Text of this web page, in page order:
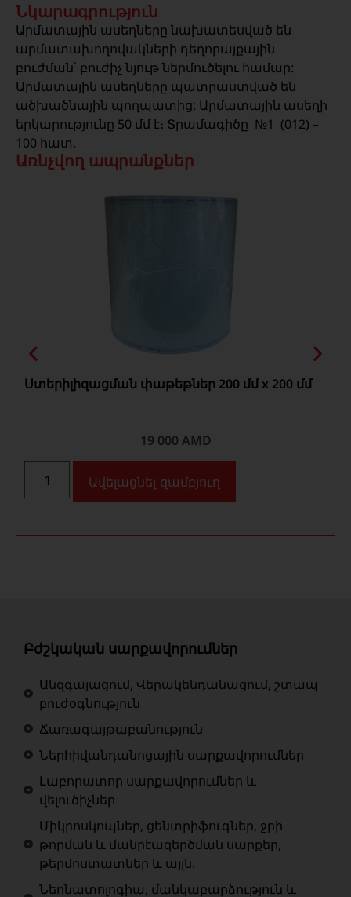
Նկարագրություն
Արմատային ասեղները նախատեսված են
արմատախողովակների դեղորայքային
բուժման՝ բուժիչ նյութ ներմուծելու համար:
Արմատային ասեղները պատրաստված են
ածխածնային պողպատից: Արմատային ասեղի
երկարությունը 50 մմ է։ Տրամագիծը №1 (012) –
100 հատ.
Առնչվող ապրանքներ
Ստերիլիզացման փաթեթներ 200 մմ x 200 մմ
19 000 AMD
Ավելացնել զամբյուղ
Բժշկական սարքավորումներ
Անզգայացում, Վերակենդանացում, շտապ
բուժօգնություն
Ճառագայթաբանություն
Ներհիվանդանոցային սարքավորումներ
Լաբորատոր սարքավորումներ և
վելուծիչներ
Միկրոսկոպներ, ցենտրիֆուգներ, ջրի
թորման և մանրէազերծման սարքեր,
թերմոստատներ և այլն.
Նեոնատոլոգիա, մանկաբարձություն և